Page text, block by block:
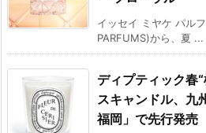
イッセイ ミヤケ パル
PARFUMS)から、夏 ...
ディプティック春
スキャンドル、九
福岡」で先行発売